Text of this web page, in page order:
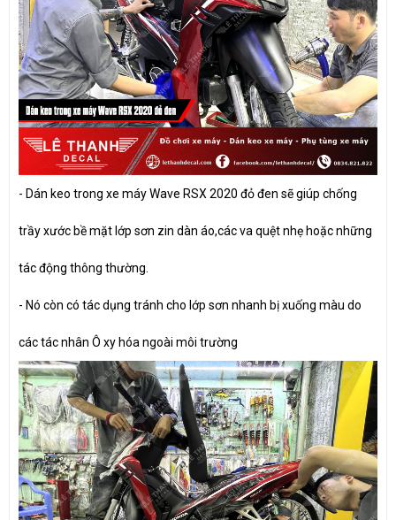
- Dán keo trong xe máy Wave RSX 2020 đỏ đen sẽ giúp chống
trầy xước bề mặt lớp sơn zin dàn áo,các va quệt nhẹ hoặc những
tác động thông thường.
- Nó còn có tác dụng tránh cho lớp sơn nhanh bị xuống màu do
các tác nhân Ô xy hóa ngoài môi trường